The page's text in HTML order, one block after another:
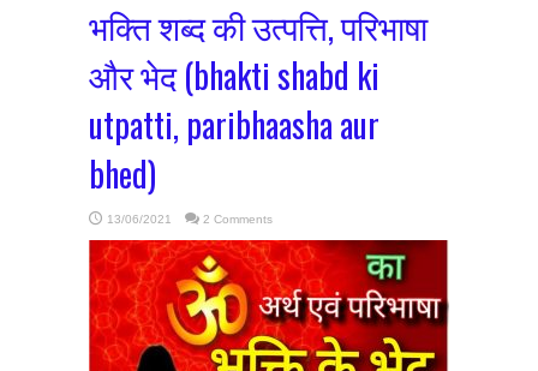
भक्ति शब्द की उत्पत्ति, परिभाषा
और भेद (bhakti shabd ki
utpatti, paribhaasha aur
bhed)
13/06/2021 2 Comments